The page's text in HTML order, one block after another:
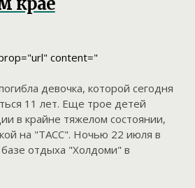
content="
девочка, которой сегодня
11 лет. Еще трое детей
в крайне тяжелом состоянии,
на "ТАСС". Ночью 22 июля в
отдыха "Холдоми" в